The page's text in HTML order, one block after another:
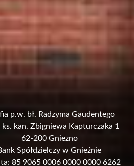
p.w. bł. Radzyma Gaudentego
ks. kan. Zbigniewa Kapturczaka 1
62-200 Gniezno
Spółdzielczy w Gnieźnie
85 9065 0006 0000 0000 6262